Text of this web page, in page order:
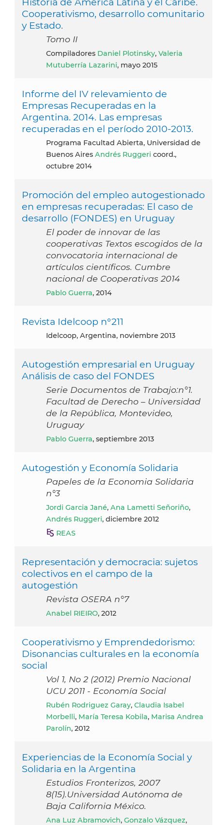
Cooperativismo, desarrollo comunitario
y Estado.
Tomo II
Compiladores Daniel Plotinsky, Valeria
Mutuberría Lazarini, mayo 2015
Informe del IV relevamiento de
Empresas Recuperadas en la
Argentina. 2014. Las empresas
recuperadas en el período 2010-2013.
Programa Facultad Abierta, Universidad de
Buenos Aires Andrés Ruggeri coord.,
octubre 2014
Promoción del empleo autogestionado
en empresas recuperadas: El caso de
desarrollo (FONDES) en Uruguay
El poder de innovar de las
cooperativas Textos escogidos de la
convocatoria internacional de
artículos científicos. Cumbre
nacional de Cooperativas 2014
Pablo Guerra, 2014
Revista Idelcoop n°211
Idelcoop, Argentina, noviembre 2013
Autogestión empresarial en Uruguay
Análisis de caso del FONDES
Serie Documentos de Trabajo:n°1.
Facultad de Derecho – Universidad
de la República, Montevideo,
Uruguay
Pablo Guerra, septiembre 2013
Autogestión y Economía Solidaria
Papeles de la Economia Solidaria
n°3
Jordi Garcia Jané, Ana Lametti Señoriño,
Andrés Ruggeri, diciembre 2012
REAS
Representación y democracia: sujetos
colectivos en el campo de la
autogestión
Revista OSERA n°7
Anabel RIEIRO, 2012
Cooperativismo y Emprendedorismo:
Disonancias culturales en la economía
social
Vol 1, No 2 (2012) Premio Nacional
UCU 2011 - Economía Social
Rubén Rodriguez Garay, Claudia Isabel
Morbelli, María Teresa Kobila, Marisa Andrea
Parolín, 2012
Experiencias de la Economía Social y
Solidaria en la Argentina
Estudios Fronterizos, 2007
8(15).Universidad Autónoma de
Baja California México.
Ana Luz Abramovich, Gonzalo Vázquez,